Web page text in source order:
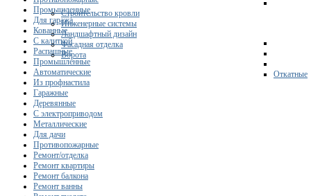
Строительство кровли
Инженерные системы
Ландшафтный дизайн
Фасадная отделка
Ворота
Откатные
Промышленные
Для гаража
Кованные
С калиткой
Распашные
Промышленные
Автоматические
Из профнастила
Гаражные
Деревянные
С электроприводом
Металлические
Для дачи
Противопожарные
Ремонт/отделка
Ремонт квартиры
Ремонт балкона
Ремонт ванны